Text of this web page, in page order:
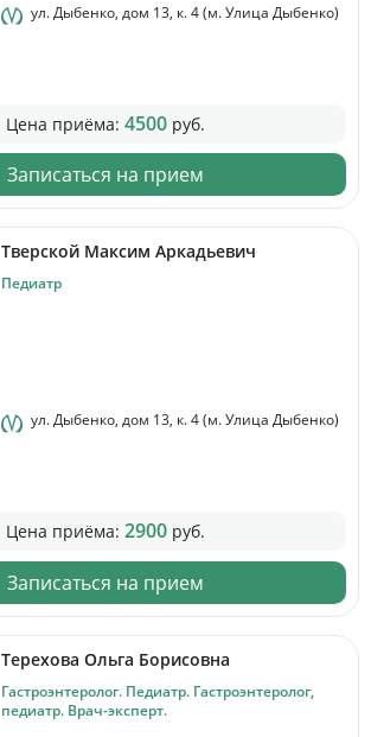
ул. Дыбенко, дом 13, к. 4 (м. Улица Дыбенко)
Цена приёма: 4500руб.
Записаться на прием
Тверской Максим Аркадьевич
Педиатр
ул. Дыбенко, дом 13, к. 4 (м. Улица Дыбенко)
Цена приёма: 2900руб.
Записаться на прием
Терехова Ольга Борисовна
Гастроэнтеролог. Педиатр. Гастроэнтеролог,
педиатр. Врач-эксперт.